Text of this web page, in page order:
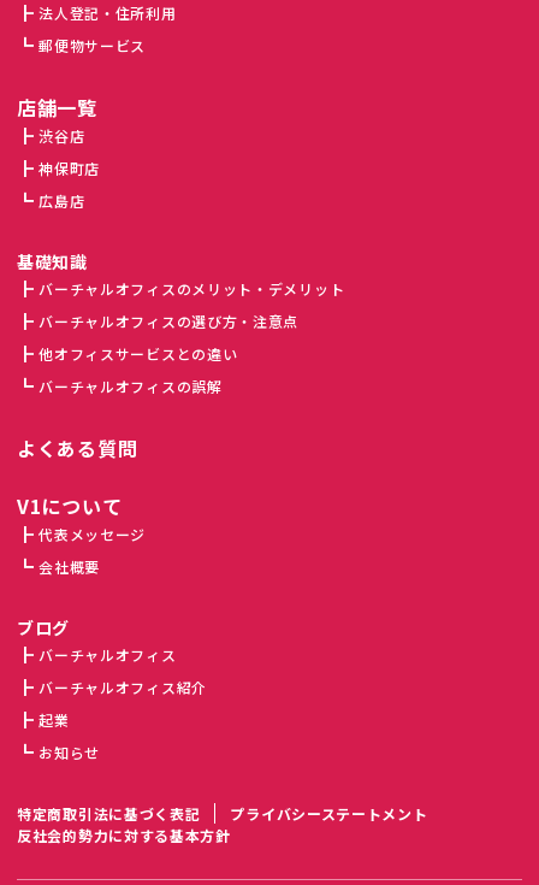
法人登記・住所利用
郵便物サービス
店舗一覧
渋谷店
神保町店
広島店
基礎知識
バーチャルオフィスのメリット・デメリット
バーチャルオフィスの選び方・注意点
他オフィスサービスとの違い
バーチャルオフィスの誤解
よくある質問
V1について
代表メッセージ
会社概要
ブログ
バーチャルオフィス
バーチャルオフィス紹介
起業
お知らせ
特定商取引法に基づく表記
プライバシーステートメント
反社会的勢力に対する基本方針